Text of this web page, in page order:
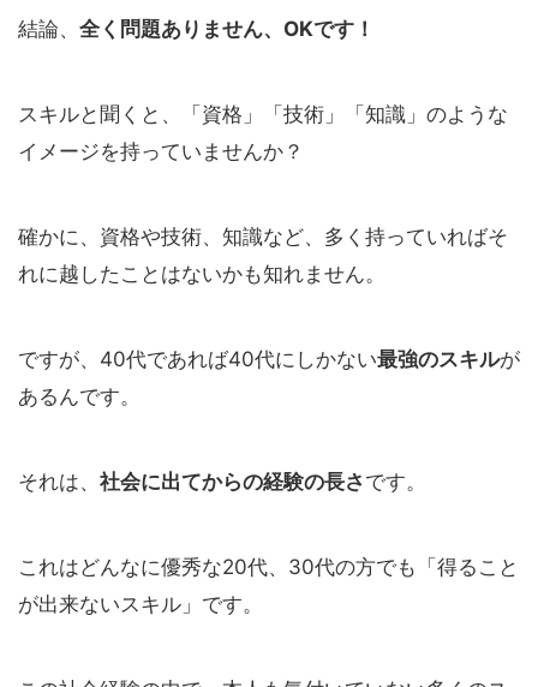
結論、 全く問題ありません、OKです！
スキルと聞くと、「資格」「技術」「知識」のような
イメージを持っていませんか？
確かに、資格や技術、知識など、多く持っていればそ
れに越したことはないかも知れません。
ですが、40代であれば40代にしかない最強のスキルが
あるんです。
それは、 社会に出てからの経験の長さ です。
これはどんなに優秀な20代、30代の方でも「得ること
が出来ないスキル」です。